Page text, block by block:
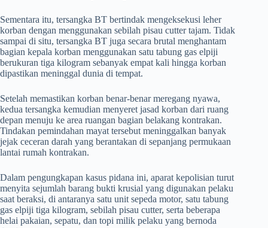
​Sementara itu, tersangka BT bertindak mengeksekusi leher
korban dengan menggunakan sebilah pisau cutter tajam. Tidak
sampai di situ, tersangka BT juga secara brutal menghantam
bagian kepala korban menggunakan satu tabung gas elpiji
berukuran tiga kilogram sebanyak empat kali hingga korban
dipastikan meninggal dunia di tempat.
​Setelah memastikan korban benar-benar meregang nyawa,
kedua tersangka kemudian menyeret jasad korban dari ruang
depan menuju ke area ruangan bagian belakang kontrakan.
Tindakan pemindahan mayat tersebut meninggalkan banyak
jejak ceceran darah yang berantakan di sepanjang permukaan
lantai rumah kontrakan.
​Dalam pengungkapan kasus pidana ini, aparat kepolisian turut
menyita sejumlah barang bukti krusial yang digunakan pelaku
saat beraksi, di antaranya satu unit sepeda motor, satu tabung
gas elpiji tiga kilogram, sebilah pisau cutter, serta beberapa
helai pakaian, sepatu, dan topi milik pelaku yang bernoda